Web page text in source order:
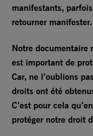
manifestants,
retourner manifester.
Notre documentaire
est important de
Car, ne l’oublions
droits ont été
C’est pour cela
protéger notre droit